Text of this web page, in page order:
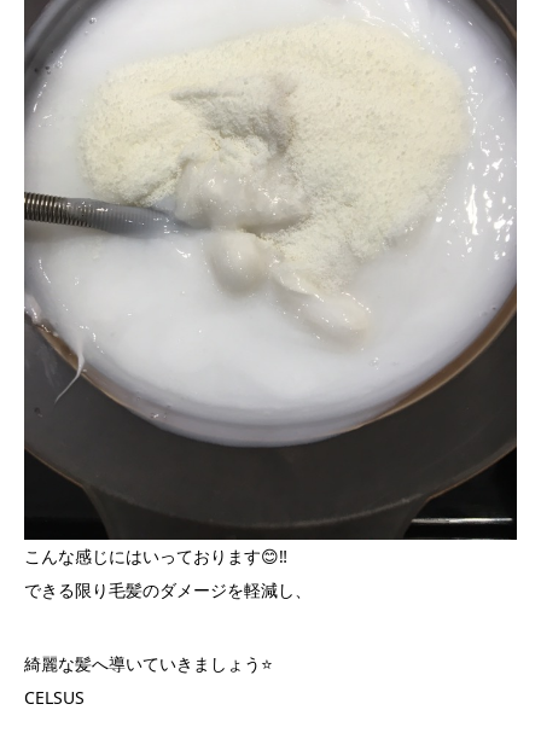
こんな感じにはいっております😊‼️
できる限り毛髪のダメージを軽減し、
綺麗な髪へ導いていきましょう⭐️
CELSUS